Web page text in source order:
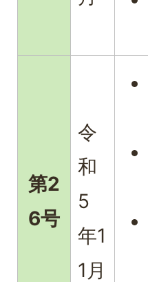
第2
6号
令
和
5
年1
1月